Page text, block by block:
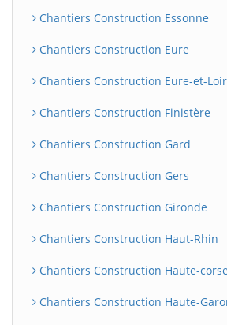
Chantiers Construction Essonne
Chantiers Construction Eure
Chantiers Construction Eure-et-Loir
Chantiers Construction Finistère
Chantiers Construction Gard
Chantiers Construction Gers
Chantiers Construction Gironde
Chantiers Construction Haut-Rhin
Chantiers Construction Haute-corse
Chantiers Construction Haute-